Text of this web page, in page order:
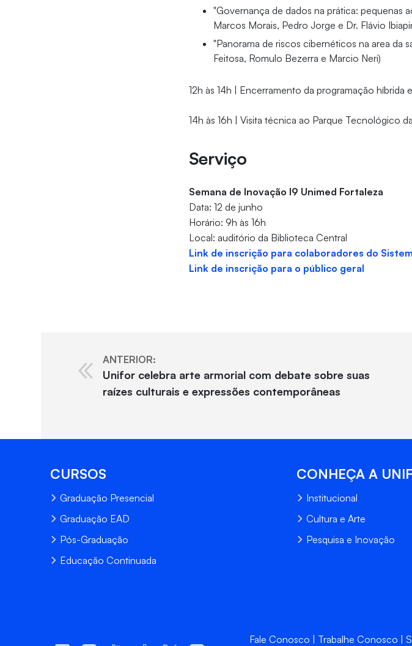
"Governança de dados na prática: pequenas
Marcos Morais, Pedro Jorge e Dr. Flávio
"Panorama de riscos cibernéticos na area da
Feitosa, Romulo Bezerra e Marcio Neri)
12h às 14h | Encerramento da programação híbrida
14h às 16h | Visita técnica ao Parque Tecnológico
Serviço
Semana de Inovação I9 Unimed Fortaleza
Data: 12 de junho
Horário: 9h às 16h
Local: auditório da Biblioteca Central
Link de inscrição para colaboradores do
Link de inscrição para o público geral
ANTERIOR:
Unifor celebra arte armorial com debate sobre suas
raízes culturais e expressões contemporâneas
CURSOS
Graduação Presencial
Graduação EAD
Pós-Graduação
Educação Continuada
CONHEÇA A
Institucional
Cultura e Arte
Pesquisa e Inovação
Fale Conosco Trabalhe Conosco